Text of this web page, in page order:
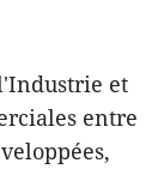
et
entre